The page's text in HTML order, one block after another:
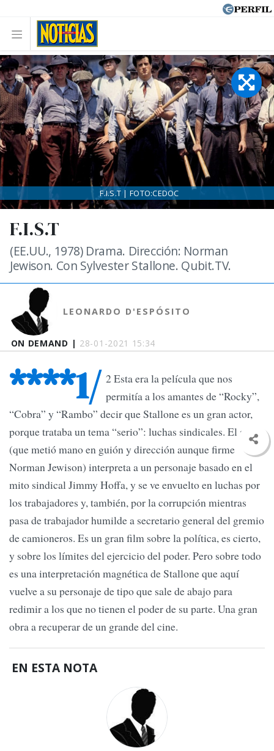
ON DEMAND | 28-01-2021 15:34
F.I.S.T
(EE.UU., 1978) Drama. Dirección: Norman
Jewison. Con Sylvester Stallone. Qubit.TV.
LEONARDO D'ESPÓSITO
F.I.S.T | FOTO:CEDOC
****1/ 2 Esta era la película que nos
permitía a los amantes de “Rocky”,
“Cobra” y “Rambo” decir que Stallone es un gran actor,
porque trataba un tema “serio”: luchas sindicales. El actor
(que metió mano en guión y dirección aunque firme
Norman Jewison) interpreta a un personaje basado en el
mito sindical Jimmy Hoffa, y se ve envuelto en luchas por
los trabajadores y, también, por la corrupción mientras
pasa de trabajador humilde a secretario general del gremio
de camioneros. Es un gran film sobre la política, es cierto,
y sobre los límites del ejercicio del poder. Pero sobre todo
es una interpretación magnética de Stallone que aquí
vuelve a su personaje de tipo que sale de abajo para
redimir a los que no tienen el poder de su parte. Una gran
obra a recuperar de un grande del cine.
EN ESTA NOTA